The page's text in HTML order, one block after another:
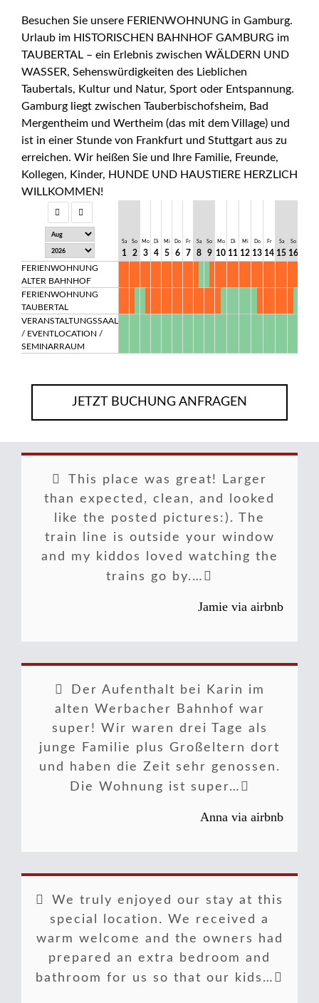
Besuchen Sie unsere FERIENWOHNUNG in Gamburg.
Urlaub im HISTORISCHEN BAHNHOF GAMBURG im
TAUBERTAL – ein Erlebnis zwischen WÄLDERN UND
WASSER, Sehenswürdigkeiten des Lieblichen
Taubertals, Kultur und Natur, Sport oder Entspannung.
Gamburg liegt zwischen Tauberbischofsheim, Bad
Mergentheim und Wertheim (das mit dem Village) und
ist in einer Stunde von Frankfurt und Stuttgart aus zu
erreichen. Wir heißen Sie und Ihre Familie, Freunde,
Kollegen, Kinder, HUNDE UND HAUSTIERE HERZLICH
WILLKOMMEN!
Sa
1
So
2
Mo
3
Di
4
Mi
5
Do
6
Fr
7
Sa
8
So
9
Mo
10
Di
11
Mi
12
Do
13
Fr
14
Sa
15
So
16
FERIENWOHNUNG
ALTER BAHNHOF
FERIENWOHNUNG
TAUBERTAL
VERANSTALTUNGSSAAL
/ EVENTLOCATION /
SEMINARRAUM
JETZT BUCHUNG ANFRAGEN
This place was great! Larger
than expected, clean, and looked
like the posted pictures:). The
train line is outside your window
and my kiddos loved watching the
trains go by.…
Jamie via airbnb
Der Aufenthalt bei Karin im
alten Werbacher Bahnhof war
super! Wir waren drei Tage als
junge Familie plus Großeltern dort
und haben die Zeit sehr genossen.
Die Wohnung ist super…
Anna via airbnb
We truly enjoyed our stay at this
special location. We received a
warm welcome and the owners had
prepared an extra bedroom and
bathroom for us so that our kids…